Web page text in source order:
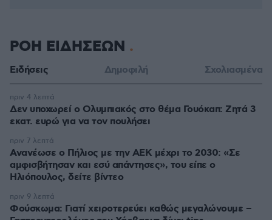
ΡΟΗ ΕΙΔΗΣΕΩΝ
Ειδήσεις Δημοφιλή Σχολιασμένα
Δεν υποχωρεί ο Ολυμπιακός στο θέμα Γουόκαπ: Ζητά 3
εκατ. ευρώ για να τον πουλήσει
πριν 4 λεπτά
Ανανέωσε ο Πήλιος με την ΑΕΚ μέχρι το 2030: «Σε
αμφισβήτησαν και εσύ απάντησες», του είπε ο
Ηλιόπουλος, δείτε βίντεο
πριν 7 λεπτά
Φούσκωμα: Γιατί χειροτερεύει καθώς μεγαλώνουμε –
πριν 9 λεπτά